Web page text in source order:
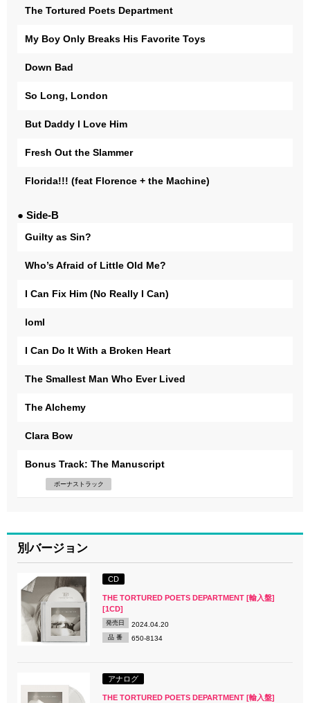
The Tortured Poets Department
My Boy Only Breaks His Favorite Toys
Down Bad
So Long, London
But Daddy I Love Him
Fresh Out the Slammer
Florida!!! (feat Florence + the Machine)
● Side-B
Guilty as Sin?
Who’s Afraid of Little Old Me?
I Can Fix Him (No Really I Can)
loml
I Can Do It With a Broken Heart
The Smallest Man Who Ever Lived
The Alchemy
Clara Bow
Bonus Track: The Manuscript
ボーナストラック
別バージョン
CD
THE TORTURED POETS DEPARTMENT [輸入盤]
[1CD]
発売日 2024.04.20
品 番 650-8134
アナログ
THE TORTURED POETS DEPARTMENT [輸入盤]